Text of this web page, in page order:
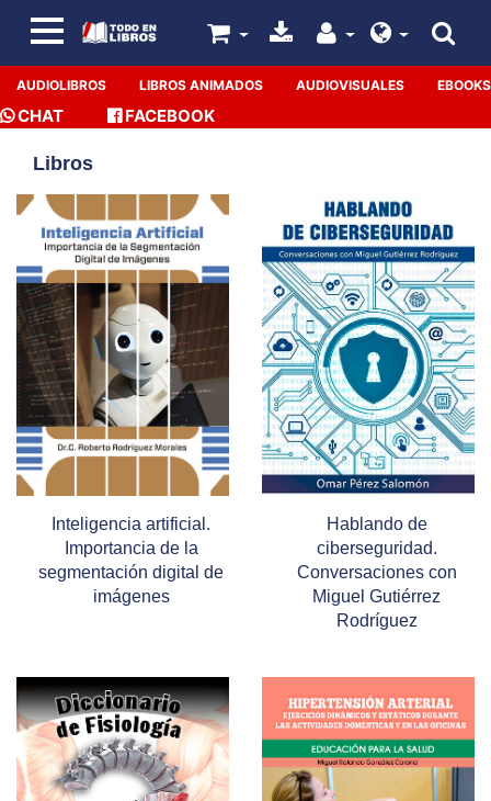
AUDIOLIBROS LIBROS ANIMADOS AUDIOVISUALES EBOOKS
CHAT FACEBOOK
Libros
Inteligencia artificial.
Importancia de la
segmentación digital de
imágenes
Hablando de
ciberseguridad.
Conversaciones con
Miguel Gutiérrez
Rodríguez